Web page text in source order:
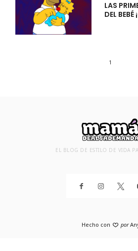
LAS
DEL BEBÉ
1
EL BLOG DE ESTILO DE VIDA
Hecho con por